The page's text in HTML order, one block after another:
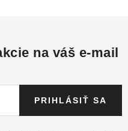
na váš e-mail
PRIHLÁSIŤ SA